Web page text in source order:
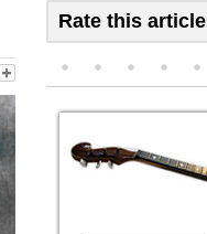
Rate this article